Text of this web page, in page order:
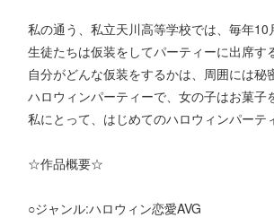
私の通う、私立天川高等学校では、毎年
生徒たちは仮装をしてパーティーに出席する
自分がどんな仮装をするかは、周囲には
ハロウィンパーティーで、女の子はお菓
私にとって、はじめてのハロウィンパー
☆作品概要☆
○ジャンル:ハロウィン恋愛AVG